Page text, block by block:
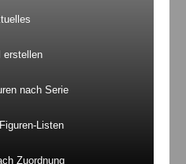
erstellen
nach Serie
Listen
Zuordnung